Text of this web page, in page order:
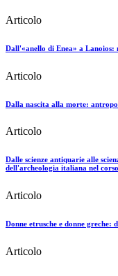
Articolo
Dall'«anello di Enea» a
Articolo
Dalla nascita alla morte:
Articolo
Dalle scienze antiquarie alle
dell'archeologia italiana nel
Articolo
Donne etrusche e donne greche:
Articolo